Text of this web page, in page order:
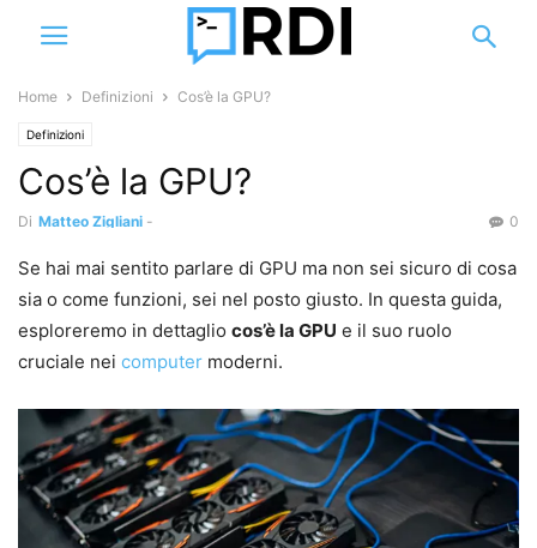
Home Definizioni Cos’è la GPU?
Definizioni
Cos’è la GPU?
Di Matteo Zigliani - 0
Se hai mai sentito parlare di GPU ma non sei sicuro di cosa
sia o come funzioni, sei nel posto giusto. In questa guida,
esploreremo in dettaglio cos’è la GPU e il suo ruolo
cruciale nei computer moderni.